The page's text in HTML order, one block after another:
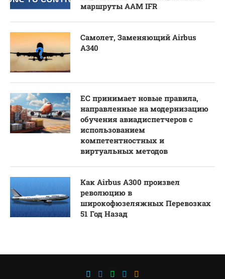
маршруты AAM IFR
Самолет, Заменяющий Airbus
A340
ЕС принимает новые правила,
направленные на модернизацию
обучения авиадиспетчеров с
использованием
компетентностных и
виртуальных методов
Как Airbus A300 произвел
революцию в
широкофюзеляжных Перевозках
51 Год Назад